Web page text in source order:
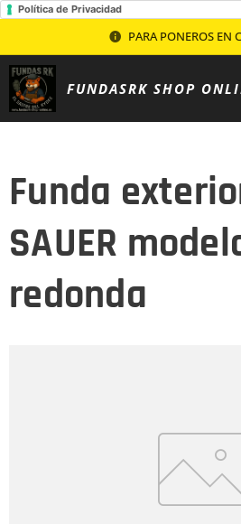
Política de Privacidad
PARA PONEROS EN
FUNDASRK SHOP
Funda
SAUER
redonda